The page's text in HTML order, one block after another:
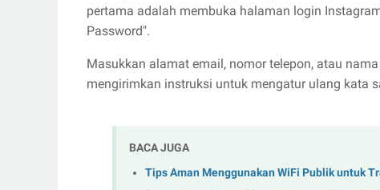
pertama adalah membuka halaman login
Password".
Masukkan alamat email, nomor telepon, atau
mengirimkan instruksi untuk mengatur ulang kata
BACA JUGA
Tips Aman Menggunakan WiFi Publik untuk